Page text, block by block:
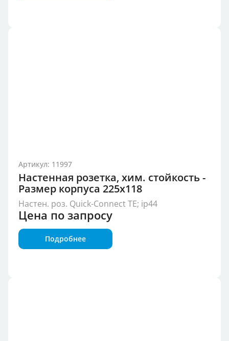
Артикул: 11997
Настенная розетка, хим. стойкость -
Размер корпуса 225x118
Настен. роз. Quick-Connect TE; ip44
Цена по запросу
Подробнее